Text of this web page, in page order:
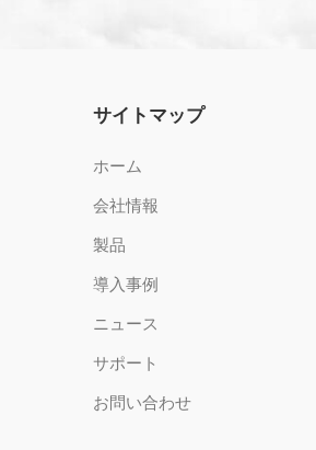
サイトマップ
ホーム
会社情報
製品
導入事例
ニュース
サポート
お問い合わせ